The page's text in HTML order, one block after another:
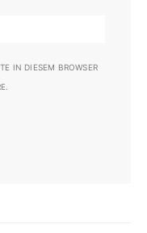
IN DIESEM BROWSER